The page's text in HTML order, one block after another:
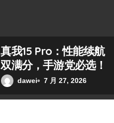
真我15 Pro：性能续航
双满分，手游党必选！
dawei 7 月 27, 2026